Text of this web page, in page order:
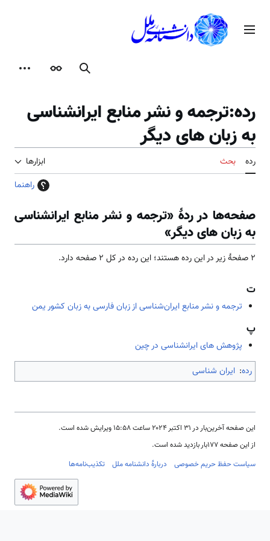
محتوامنوی اصلی
جستجوظاهر
رده:ترجمه و نشر منابع ایرانشناسی
به زبان های دیگر
رده بحث
ابزارها
راهنما
صفحه‌ها در ردهٔ «ترجمه و نشر منابع ایرانشناسی
به زبان های دیگر»
۲ صفحۀ زیر در این رده هستند؛ این رده در کل ۲ صفحه دارد.
ت
ترجمه و نشر منابع ایران‌شناسی از زبان فارسی به زبان کشور یمن
پ
پژوهش های ایرانشناسی در چین
رده: ایران شناسی
این صفحه آخرین‌بار در ‏۳۱ اکتبر ۲۰۲۴ ساعت ‏۱۵:۵۸ ویرایش شده است.
از این صفحه ۱۷۷بار بازدید شده است.
سیاست حفظ حریم خصوصی
دربارهٔ دانشنامه ملل تکذیب‌نامه‌ها